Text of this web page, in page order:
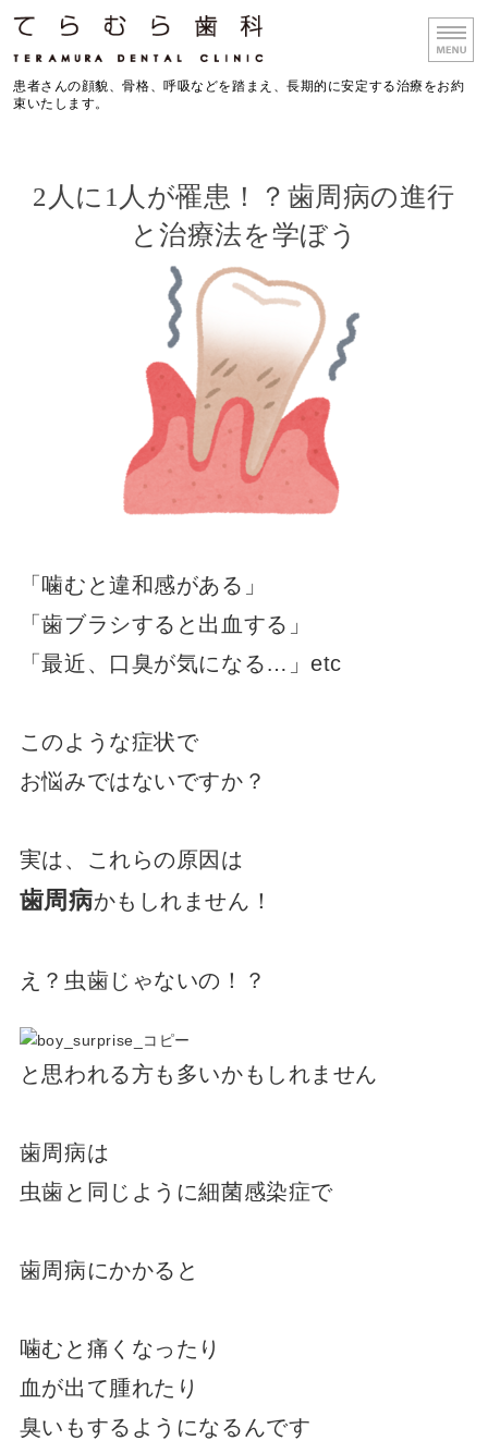
大阪府箕面市の歯科医院
患者さんの顔貌、骨格、呼吸などを踏まえ、長期的に安定する治療をお約
束いたします。
診療理念
アクセス／ギャラリー
2人に1人が罹患！？歯周病の進行
と治療法を学ぼう
「噛むと違和感がある」
「歯ブラシすると出血する」
「最近、口臭が気になる…」etc
このような症状で
お悩みではないですか？
実は、これらの原因は
歯周病かもしれません！
え？虫歯じゃないの！？
と思われる方も多いかもしれません
歯周病は
虫歯と同じように細菌感染症で
歯周病にかかると
噛むと痛くなったり
血が出て腫れたり
臭いもするようになるんです